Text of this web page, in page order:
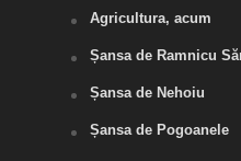
Agricultura, acum
Șansa de Ramnicu
Șansa de Nehoiu
Șansa de Pogoanele